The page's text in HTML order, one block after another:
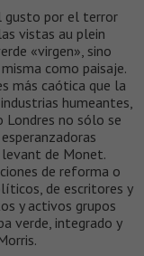
gusto por el terror
vistas au plein
«virgen», sino
como paisaje.
más caótica que la
humeantes,
Londres no sólo se
de Monet.
de reforma o
de escritores y
y activos grupos
verde, integrado y